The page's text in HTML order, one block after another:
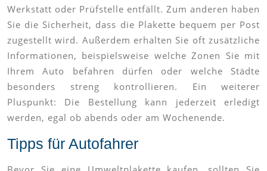
Werkstatt oder Prüfstelle entfällt. Zum anderen haben
Sie die Sicherheit, dass die Plakette bequem per Post
zugestellt wird. Außerdem erhalten Sie oft zusätzliche
Informationen, beispielsweise welche Zonen Sie mit
Ihrem Auto befahren dürfen oder welche Städte
besonders streng kontrollieren. Ein weiterer
Pluspunkt: Die Bestellung kann jederzeit erledigt
werden, egal ob abends oder am Wochenende.
Tipps für Autofahrer